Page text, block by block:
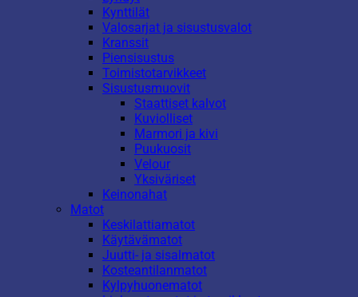
Kynttilät
Valosarjat ja sisustusvalot
Kranssit
Piensisustus
Toimistotarvikkeet
Sisustusmuovit
Staattiset kalvot
Kuviolliset
Marmori ja kivi
Puukuosit
Velour
Yksiväriset
Keinonahat
Matot
Keskilattiamatot
Käytävämatot
Juutti- ja sisalmatot
Kosteantilanmatot
Kylpyhuonematot